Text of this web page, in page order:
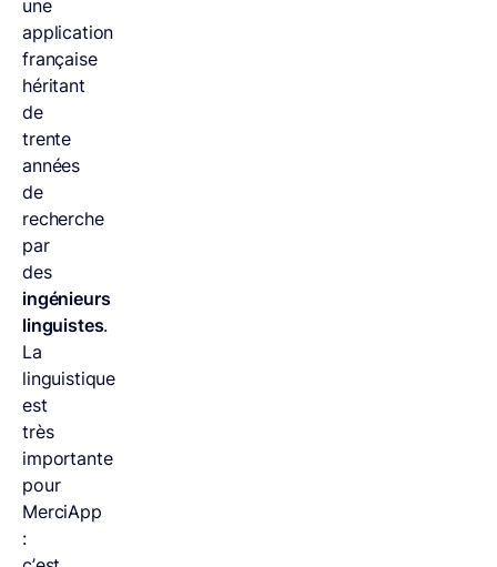
une
application
française
héritant
de
trente
années
de
recherche
par
des
ingénieurs
linguistes.
La
linguistique
est
très
importante
pour
MerciApp
: